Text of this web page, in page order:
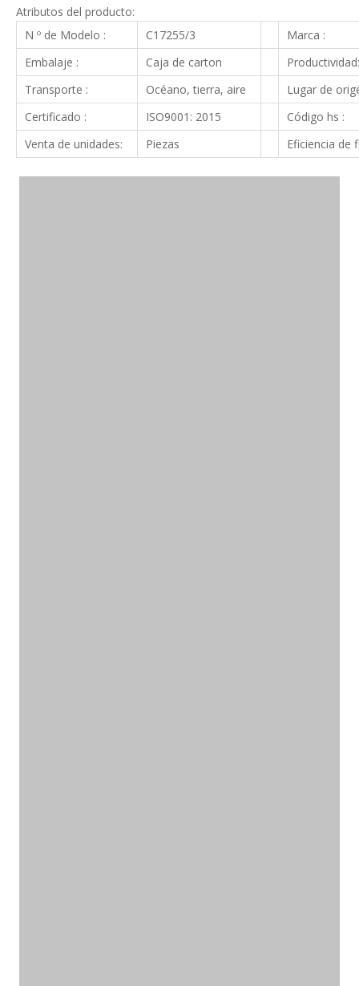
Atributos del producto:
N º de Modelo :
C17255/3
Marca :
Embalaje :
Caja de carton
Productividad:
Transporte :
Océano, tierra, aire
Lugar de
Certificado :
ISO9001: 2015
Código hs :
Venta de unidades:
Piezas Eficiencia de